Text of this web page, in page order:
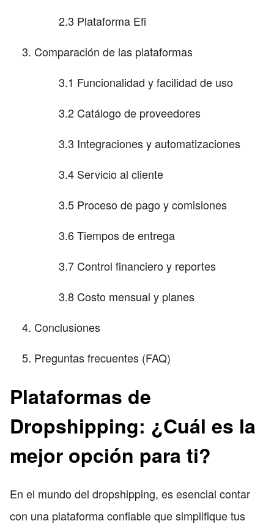
2.3 Plataforma Efi
Comparación de las plataformas
3.1 Funcionalidad y facilidad de uso
3.2 Catálogo de proveedores
3.3 Integraciones y automatizaciones
3.4 Servicio al cliente
3.5 Proceso de pago y comisiones
3.6 Tiempos de entrega
3.7 Control financiero y reportes
3.8 Costo mensual y planes
Conclusiones
Preguntas frecuentes (FAQ)
Plataformas de
Dropshipping: ¿Cuál es la
mejor opción para ti?
En el mundo del dropshipping, es esencial contar
con una plataforma confiable que simplifique tus